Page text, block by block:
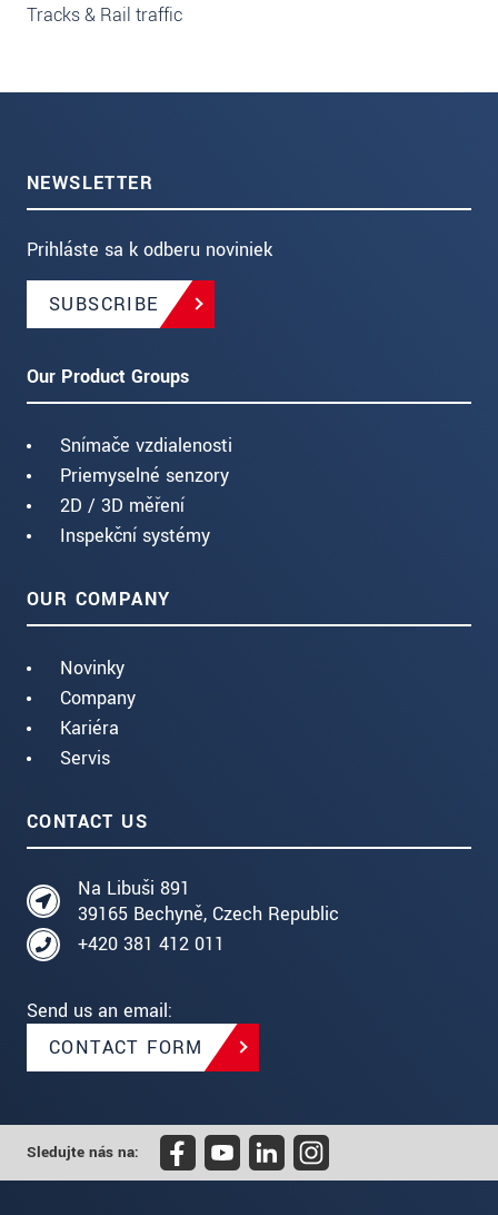
Tracks & Rail traffic
NEWSLETTER
Prihláste sa k odberu noviniek
SUBSCRIBE
Our Product Groups
Snímače vzdialenosti
Priemyselné senzory
2D / 3D měření
Inspekční systémy
OUR COMPANY
Novinky
Company
Kariéra
Servis
CONTACT US
Na Libuši 891
39165 Bechyně, Czech Republic
+420 381 412 011
Send us an email:
CONTACT FORM
Sledujte nás na: